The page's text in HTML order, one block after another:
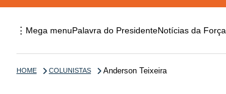
⋮ Mega menuPalavra do PresidenteNotícias da Força
HOME COLUNISTAS Anderson Teixeira